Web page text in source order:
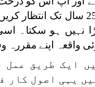
تو آپ کے لیے اس کے سوا چارہ
ہو سکتا۔
واقعہ اپنے مقررہ
ایک طریق عمل
یہی اصول کار